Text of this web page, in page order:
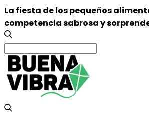
La fiesta de los pequeños
competencia sabrosa y
Search
for: